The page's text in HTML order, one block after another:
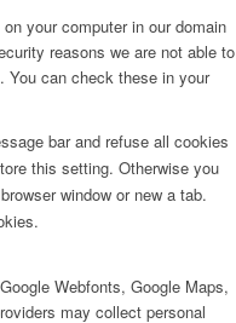
your computer in our domain
reasons we are not able to
You can check these in your
bar and refuse all cookies
this setting. Otherwise you
window or new a tab.
Webfonts, Google Maps,
may collect personal